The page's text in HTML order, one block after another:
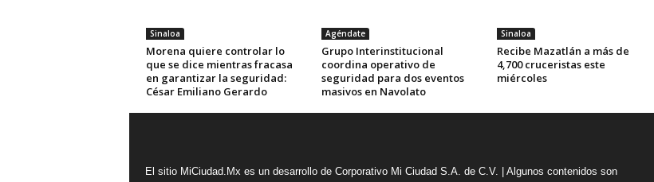
Sinaloa
Morena quiere controlar lo
que se dice mientras fracasa
en garantizar la seguridad:
César Emiliano Gerardo
Agéndate
Grupo Interinstitucional
coordina operativo de
seguridad para dos eventos
masivos en Navolato
Sinaloa
Recibe Mazatlán a más de
4,700 cruceristas este
miércoles
El sitio MiCiudad.Mx es un desarrollo de Corporativo Mi Ciudad S.A. de C.V. | Algunos contenidos son